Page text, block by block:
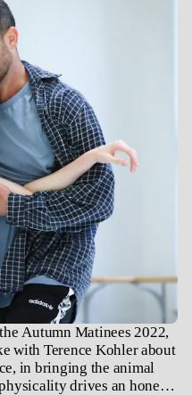
Autumn Matinees 2022,
with Terence Kohler about
in bringing the animal
drives an honesty